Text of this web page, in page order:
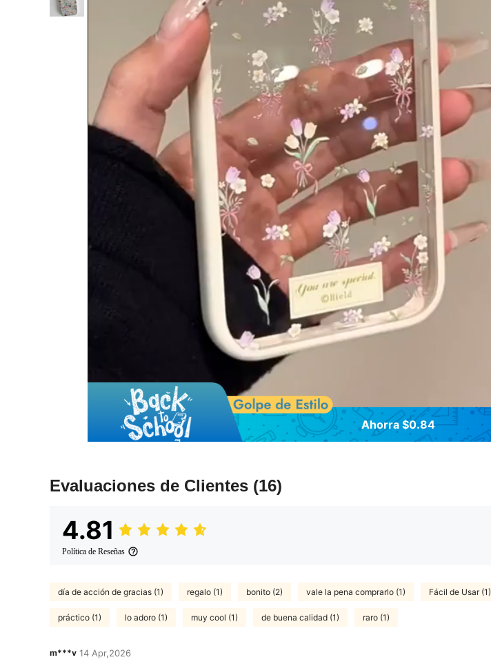
Ahorra $0.84
Evaluaciones de Clientes (16)
4.81
Política de Reseñas
día de acción de gracias (1) regalo (1) bonito (2) vale la pena comprarlo (1) Fácil de Usar (1)
práctico (1) lo adoro (1) muy cool (1) de buena calidad (1) raro (1)
m***v 14 Apr,2026